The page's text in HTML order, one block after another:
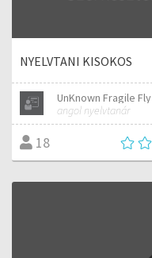
NYELVTANI KISOKOS
UnKnown Fragile Fly
angol nyelvtanár
18